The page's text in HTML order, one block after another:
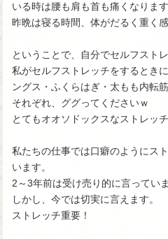
いる時は腰も肩も首も痛くなります
昨晩は寝る時間、体がだるく重く感
ということで、自分でセルフストレ
私がセルフストレッチをするとき
ングス・ふくらはぎ・太もも内転
それぞれ、ググってくださいｗ
とてもオオソドックスなストレッ
私たちの仕事では口癖のようにス
います。
2～3年前は受け売り的に言っていま
しかし、今では切実に言えます。
ストレッチ重要！